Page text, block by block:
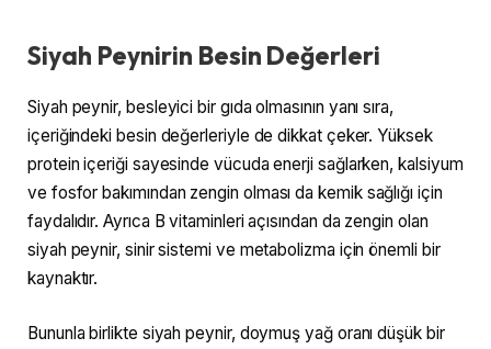
Siyah Peynirin Besin Değerleri
Siyah peynir, besleyici bir gıda olmasının yanı sıra,
içeriğindeki besin değerleriyle de dikkat çeker. Yüksek
protein içeriği sayesinde vücuda enerji sağlarken, kalsiyum
ve fosfor bakımından zengin olması da kemik sağlığı için
faydalıdır. Ayrıca B vitaminleri açısından da zengin olan
siyah peynir, sinir sistemi ve metabolizma için önemli bir
kaynaktır.
Bununla birlikte siyah peynir, doymuş yağ oranı düşük bir